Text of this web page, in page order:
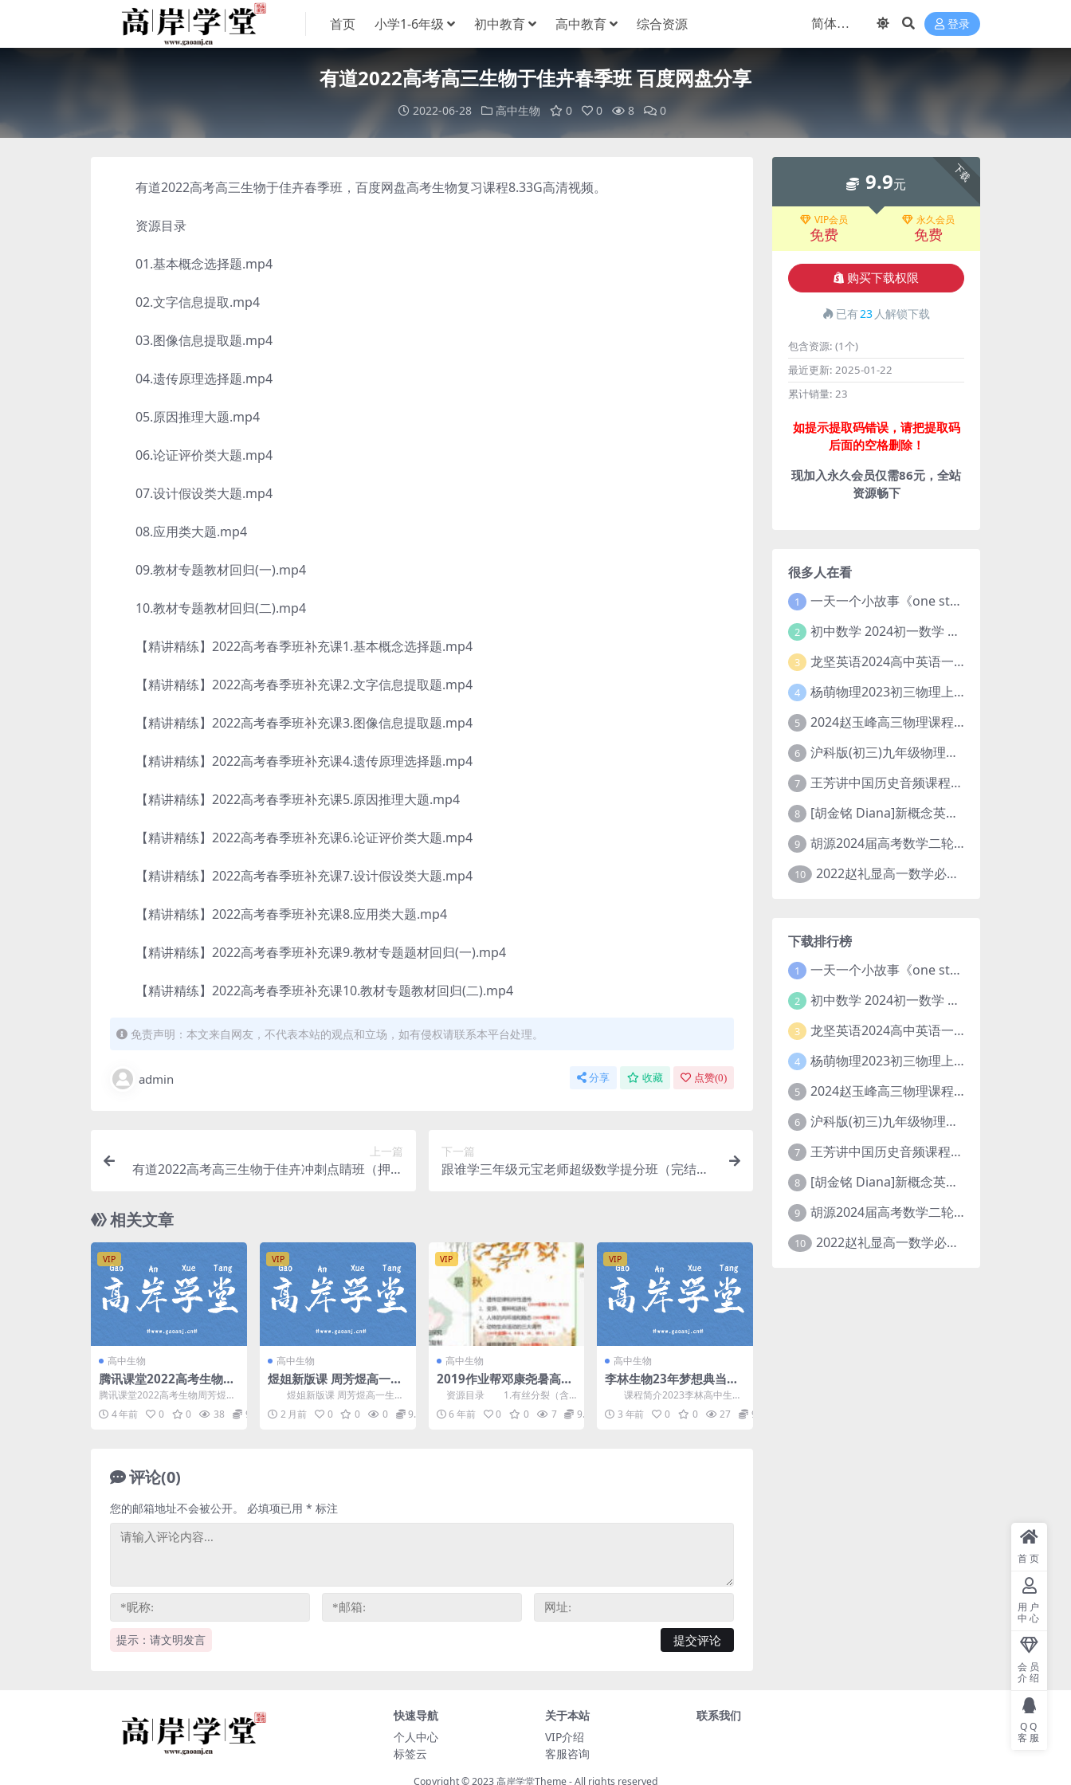
首页 小学1-6年级 初中教育 高中教育 综合资源 登录
有道2022高考高三生物于佳卉春季班 百度网盘分享
2022-06-28 高中生物 0 0 8 0
有道2022高考高三生物于佳卉春季班，百度网盘高考生物复习课程8.33G高清视频。
资源目录
01.基本概念选择题.mp4
02.文字信息提取.mp4
03.图像信息提取题.mp4
04.遗传原理选择题.mp4
05.原因推理大题.mp4
06.论证评价类大题.mp4
07.设计假设类大题.mp4
08.应用类大题.mp4
09.教材专题教材回归(一).mp4
10.教材专题教材回归(二).mp4
【精讲精练】2022高考春季班补充课1.基本概念选择题.mp4
【精讲精练】2022高考春季班补充课2.文字信息提取题.mp4
【精讲精练】2022高考春季班补充课3.图像信息提取题.mp4
【精讲精练】2022高考春季班补充课4.遗传原理选择题.mp4
【精讲精练】2022高考春季班补充课5.原因推理大题.mp4
【精讲精练】2022高考春季班补充课6.论证评价类大题.mp4
【精讲精练】2022高考春季班补充课7.设计假设类大题.mp4
【精讲精练】2022高考春季班补充课8.应用类大题.mp4
【精讲精练】2022高考春季班补充课9.教材专题题材回归(一).mp4
【精讲精练】2022高考春季班补充课10.教材专题教材回归(二).mp4
免责声明：本文来自网友，不代表本站的观点和立场，如有侵权请联系本平台处理。
admin 分享 收藏 点赞(0)
上一篇
有道2022高考高三生物于佳卉冲刺点睛班（押题
下一篇
跟谁学三年级元宝老师超级数学提分班（完结）
相关文章
VIP
高中生物
腾讯课堂2022高考生物周
芳煜二轮复习模块一：真
题全解 百度网盘分享下载
腾讯课堂2022高考生物周芳煜二
轮复习模块一：真题全解，百度
网盘高考生物复习课程...
4 年前 0 0 38 9.9
VIP
高中生物
煜姐新版课 周芳煜高一生
物必修一(精校 完整视频)
百度网盘分享
煜姐新版课 周芳煜高一生物
必修一 分子与细胞(精校 完整视
频)，包含：课本讲...
2 月前 0 0 0 9.9
VIP
高中生物
2019作业帮邓康尧暑高考
生物目标985长期1班一轮
暑期班
资源目录 1.有丝分裂（含
导学课）\1.有丝分裂（含导学
课）①.mp4 1...
6 年前 0 0 7 9.9
VIP
高中生物
李林生物23年梦想典当铺
冲刺押题课(第二届)百度网
盘
课程简介2023李林高中生物
梦想典当铺冲刺押题课，7周49
天，利用碎片化时间...
3 年前 0 0 27 9.9
评论(0)
提示：请文明发言
您的邮箱地址不会被公开。 必填项已用 * 标注
下载
9.9元
VIP会员
免费
永久会员
免费
购买下载权限
已有23 人解锁下载
包含资源: (1个)
最近更新: 2025-01-22
累计销量: 23
如提示提取码错误，请把提取码
后面的空格删除！
现加入永久会员仅需86元，全站
资源畅下
很多人在看
1 一天一个小故事《one story a day》初中版 百度网盘分享下载
2 初中数学 2024初一数学 朱韬数学 S班春季下 A+班春季下 百度云网盘
3 龙坚英语2024高中英语一轮系统班(全国卷+北京卷)
4 杨萌物理2023初三物理上秋季A+班(视频+讲义) 百度网盘分享
5 2024赵玉峰高三物理课程24年高考物理一轮复习网课教程
6 沪科版(初三)九年级物理全一册网课教学视频全集(录播版 杜春雨 66讲)
7 王芳讲中国历史音频课程全集(上下五千年)
8 [胡金铭 Diana]新概念英语第1册教学视频课程(全集 百度网盘下载)
9 胡源2024届高考数学二轮寒假春季精讲 百度网盘分享
10 2022赵礼显高一数学必修一课程视频资源(秋季班 含讲义)百度网盘云
下载排行榜
1 一天一个小故事《one story a day》初中版 百度网盘分享下载
2 初中数学 2024初一数学 朱韬数学 S班春季下 A+班春季下 百度云网盘
3 龙坚英语2024高中英语一轮系统班(全国卷+北京卷)
4 杨萌物理2023初三物理上秋季A+班(视频+讲义) 百度网盘分享
5 2024赵玉峰高三物理课程24年高考物理一轮复习网课教程
6 沪科版(初三)九年级物理全一册网课教学视频全集(录播版 杜春雨 66讲)
7 王芳讲中国历史音频课程全集(上下五千年)
8 [胡金铭 Diana]新概念英语第1册教学视频课程(全集 百度网盘下载)
9 胡源2024届高考数学二轮寒假春季精讲 百度网盘分享
10 2022赵礼显高一数学必修一课程视频资源(秋季班 含讲义)百度网盘云
快速导航
个人中心
标签云
关于本站
VIP介绍
客服咨询
联系我们
Copyright © 2023高岸学堂Theme- All rights reserved
首页
用户
中心
会员
介绍
QQ
客服